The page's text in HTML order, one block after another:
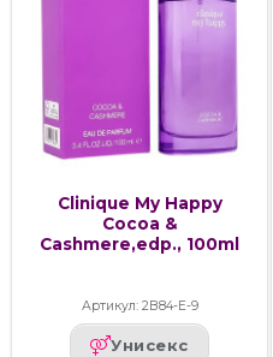
Clinique My Happy
Cocoa &
Cashmere,edp., 100ml
Артикул: 2В84-Е-9
Унисекс